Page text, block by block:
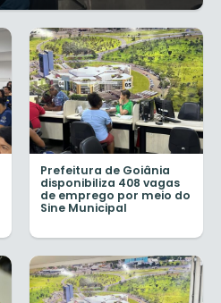
Prefeitura de Goiânia
disponibiliza 408 vagas
de emprego por meio do
Sine Municipal